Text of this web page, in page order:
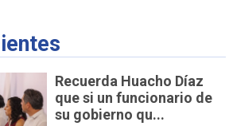
Recuerda Huacho Díaz
que si un funcionario de
su gobierno qu...